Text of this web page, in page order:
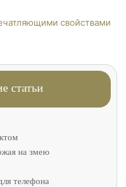
статьи
на змею
телефона